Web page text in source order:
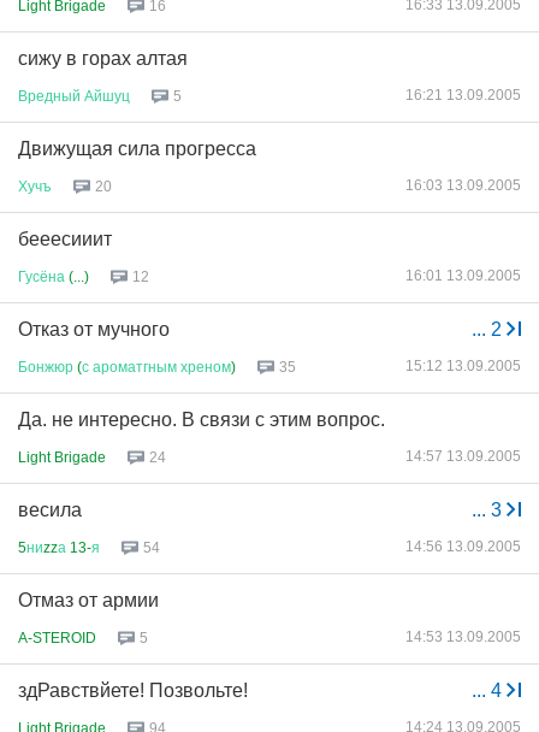
Light Brigade 16 16:33 13.09.2005
сижу в горах алтая
Вредный Айшуц 5 16:21 13.09.2005
Движущая сила прогресса
Хучъ 20 16:03 13.09.2005
бееесииит
Гусёна (...) 12 16:01 13.09.2005
... 2
Отказ от мучного
Бонжюр (с ароматгным хреном) 35 15:12 13.09.2005
Да. не интересно. В связи с этим вопрос.
Light Brigade 24 14:57 13.09.2005
... 3
весила
5ниzzа 13-я 54 14:56 13.09.2005
Отмаз от армии
A-STEROID 5 14:53 13.09.2005
... 4
здРавствйете! Позвольте!
Light Brigade 94 14:24 13.09.2005